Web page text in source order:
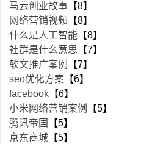
马云创业故事 【8】
网络营销视频 【8】
什么是人工智能 【8】
社群是什么意思 【7】
软文推广案例
【7】
seo优化方案 【6】
facebook 【6】
小米网络营销案例
【5】
腾讯帝国
【5】
京东商城 【5】